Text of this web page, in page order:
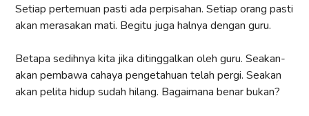
Setiap pertemuan pasti ada perpisahan. Setiap orang pasti
akan merasakan mati. Begitu juga halnya dengan guru.
Betapa sedihnya kita jika ditinggalkan oleh guru. Seakan-
akan pembawa cahaya pengetahuan telah pergi. Seakan
akan pelita hidup sudah hilang. Bagaimana benar bukan?